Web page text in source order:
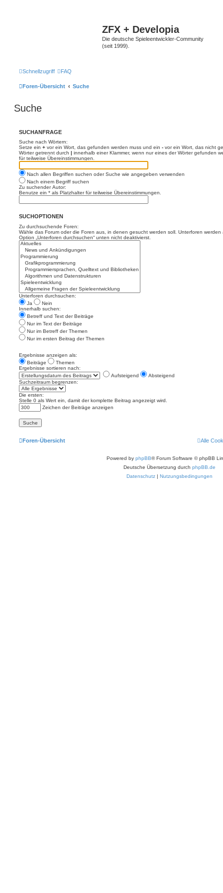
ZFX + Developia
Die deutsche Spieleentwickler-Community
(seit 1999).
Schnellzugriff FAQ
Foren-Übersicht Suche
Suche
SUCHANFRAGE
Suche nach Wörtern:
Setze ein + vor ein Wort, das gefunden werden muss und ein - vor ein Wort, das nicht
Wörter getrennt durch | innerhalb einer Klammer, wenn nur eines der Wörter gefunden
für teilweise Übereinstimmungen.
Nach allen Begriffen suchen oder Suche wie angegeben verwenden
Nach einem Begriff suchen
Zu suchender Autor:
Benutze ein * als Platzhalter für teilweise Übereinstimmungen.
SUCHOPTIONEN
Zu durchsuchende Foren:
Wähle das Forum oder die Foren aus, in denen gesucht werden soll. Unterforen
Option „Unterforen durchsuchen“ unten nicht deaktivierst.
Unterforen durchsuchen:
Ja
Nein
Innerhalb suchen:
Betreff und Text der Beiträge
Nur im Text der Beiträge
Nur im Betreff der Themen
Nur im ersten Beitrag der Themen
Ergebnisse anzeigen als:
Beiträge
Themen
Ergebnisse sortieren nach:
Aufsteigend
Absteigend
Suchzeitraum begrenzen:
Die ersten:
Stelle 0 als Wert ein, damit der komplette Beitrag angezeigt wird.
Zeichen der Beiträge anzeigen
Foren-Übersicht Alle
Powered by phpBB® Forum Software © phpBB
Deutsche Übersetzung durch phpBB.de
Datenschutz | Nutzungsbedingungen